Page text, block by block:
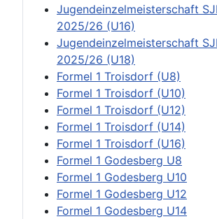
Jugendeinzelmeisterschaft
2025/26 (U16)
Jugendeinzelmeisterschaft
2025/26 (U18)
Formel 1 Troisdorf (U8)
Formel 1 Troisdorf (U10)
Formel 1 Troisdorf (U12)
Formel 1 Troisdorf (U14)
Formel 1 Troisdorf (U16)
Formel 1 Godesberg U8
Formel 1 Godesberg U10
Formel 1 Godesberg U12
Formel 1 Godesberg U14